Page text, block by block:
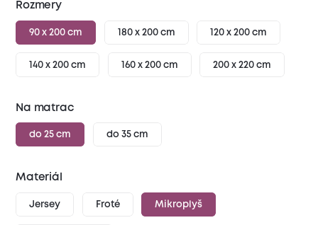
Rozmery
90 x 200 cm 180 x 200 cm 120 x 200 cm
140 x 200 cm 160 x 200 cm 200 x 220 cm
Na matrac
do 25 cm do 35 cm
Materiál
Jersey Froté Mikroplyš